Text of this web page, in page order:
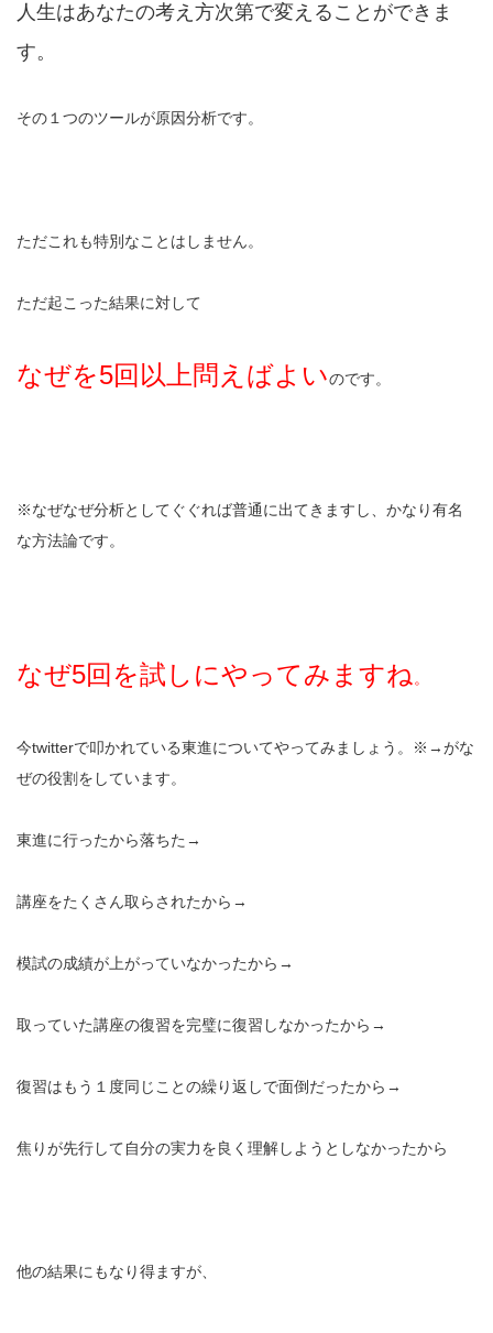
人生はあなたの考え方次第で変えることができま
す。
その１つのツールが原因分析です。
ただこれも特別なことはしません。
ただ起こった結果に対して
なぜを5回以上問えばよいのです。
※なぜなぜ分析としてぐぐれば普通に出てきますし、かなり有名
な方法論です。
なぜ5回を試しにやってみますね。
今twitterで叩かれている東進についてやってみましょう。※→がな
ぜの役割をしています。
東進に行ったから落ちた→
講座をたくさん取らされたから→
模試の成績が上がっていなかったから→
取っていた講座の復習を完璧に復習しなかったから→
復習はもう１度同じことの繰り返しで面倒だったから→
焦りが先行して自分の実力を良く理解しようとしなかったから
他の結果にもなり得ますが、